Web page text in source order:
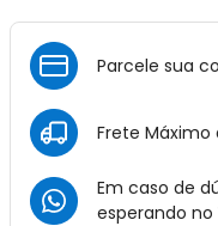
Parcele sua
Frete Máximo
Em caso de
esperando no